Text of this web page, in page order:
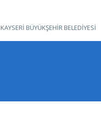
KAYSERİ BÜYÜKŞEHİR BELEDİYESİ